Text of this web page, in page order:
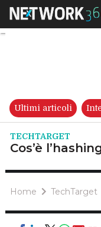
Ultimi articoli
TECHTARGET
Cos’è
Home TechTarget